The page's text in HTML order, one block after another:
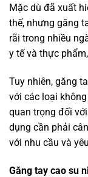
Mặc dù đã xuất
thế, nhưng găng
rãi trong nhiều
y tế và thực
Tuy nhiên, găng
với các loại
quan trọng đối
dụng cần phải
với nhu cầu và
Găng tay cao su